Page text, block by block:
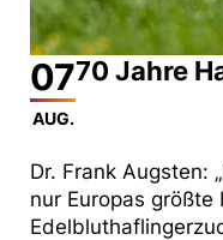
07
AUG.
70 Jahre
Dr. Frank Augsten:
nur Europas größte